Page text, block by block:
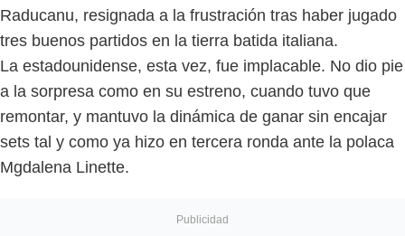
Raducanu, resignada a la frustración tras haber jugado
tres buenos partidos en la tierra batida italiana.
La estadounidense, esta vez, fue implacable. No dio pie
a la sorpresa como en su estreno, cuando tuvo que
remontar, y mantuvo la dinámica de ganar sin encajar
sets tal y como ya hizo en tercera ronda ante la polaca
Mgdalena Linette.